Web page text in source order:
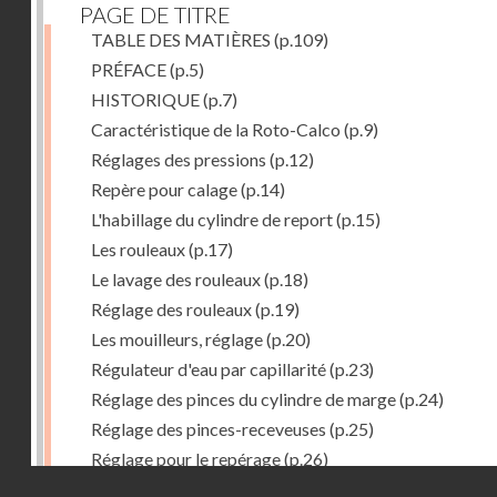
PAGE DE TITRE
TABLE DES MATIÈRES (p.109)
PRÉFACE(p.5)
HISTORIQUE(p.7)
Caractéristique de la Roto-Calco (p.9)
Réglages des pressions (p.12)
Repère pour calage(p.14)
L'habillage du cylindre de report(p.15)
Les rouleaux(p.17)
Le lavage des rouleaux(p.18)
Réglage des rouleaux(p.19)
Les mouilleurs, réglage(p.20)
Régulateur d'eau par capillarité(p.23)
Réglage des pinces du cylindre de marge(p.24)
Réglage des pinces-receveuses (p.25)
Réglage pour le repérage(p.26)